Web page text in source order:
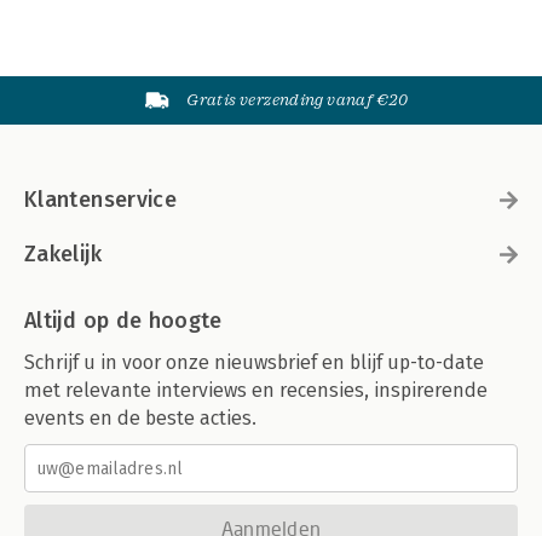
Gratis verzending vanaf €20
Klantenservice
Zakelijk
Altijd op de hoogte
Schrijf u in voor onze nieuwsbrief en blijf up-to-date
met relevante interviews en recensies, inspirerende
events en de beste acties.
Aanmelden